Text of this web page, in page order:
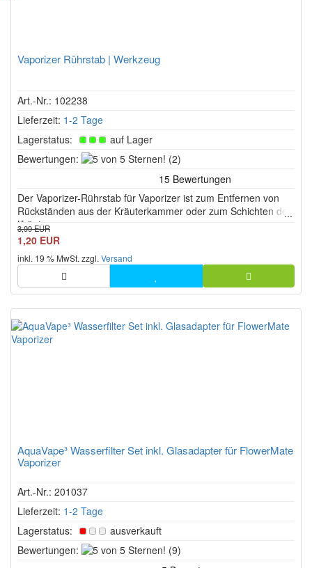
Vaporizer Rührstab | Werkzeug
Art.-Nr.: 102238
Lieferzeit: 1-2 Tage
Lagerstatus:
auf Lager
Bewertungen:
5
5
Sternen!
(2)
Der Vaporizer-Rührstab für Vaporizer ist zum Entfernen von
Rückständen aus der Kräuterkammer oder zum Schichten der
Kräuter.
3,99 EUR
1,20 EUR
inkl. 19 % MwSt. zzgl. Versand
AquaVape³ Wasserfilter Set inkl. Glasadapter für FlowerMate
Vaporizer
Art.-Nr.: 201037
Lieferzeit: 1-2 Tage
Lagerstatus:
ausverkauft
Bewertungen:
5(9)